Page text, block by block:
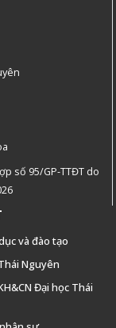
số 95/GP-TTĐT do
và đào tạo
Nguyên
Đại học Thái